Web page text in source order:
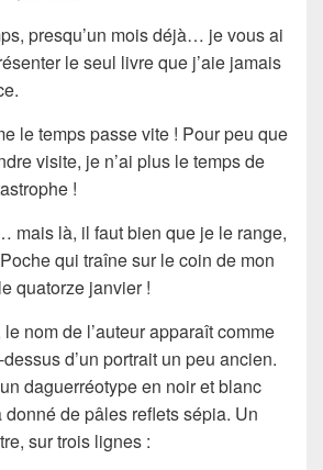
presqu’un mois déjà… je vous ai
le seul livre que j’aie jamais
le temps passe vite ! Pour peu que
visite, je n’ai plus le temps de
!
mais là, il faut bien que je le range,
qui traîne sur le coin de mon
quatorze janvier !
le nom de l’auteurapparaît comme
dessus d’un portrait un peu ancien.
daguerréotypeen noir et blanc
de pâles refletssépia. Un
sur trois lignes :